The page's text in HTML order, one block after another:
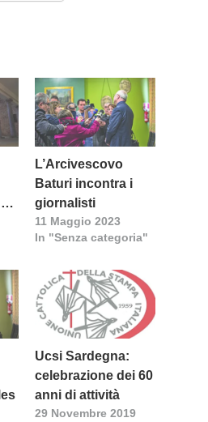
L’Arcivescovo
Baturi incontra i
giornalisti
11 Maggio 2023
In "Senza categoria"
Ucsi Sardegna:
celebrazione dei 60
anni di attività
29 Novembre 2019